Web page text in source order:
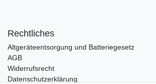
Rechtliches
Altgeräteentsorgung und Batteriegesetz
AGB
Widerrufsrecht
Datenschutzerklärung